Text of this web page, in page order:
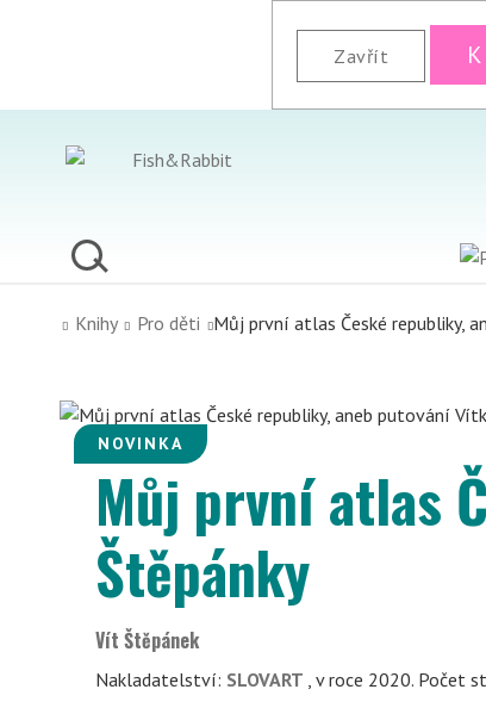
Zavřít
Knihy Pro děti Můj první atlas České republiky,
NOVINKA
Můj první atlas
Štěpánky
Vít Štěpánek
Nakladatelství: SLOVART , v roce 2020. Počet